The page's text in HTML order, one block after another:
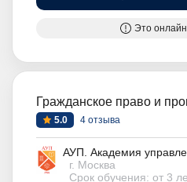
Это
Гражданское право и
5.0 4 отзыва
АУП. Академия
г. Москва
Срок обучения: от 3